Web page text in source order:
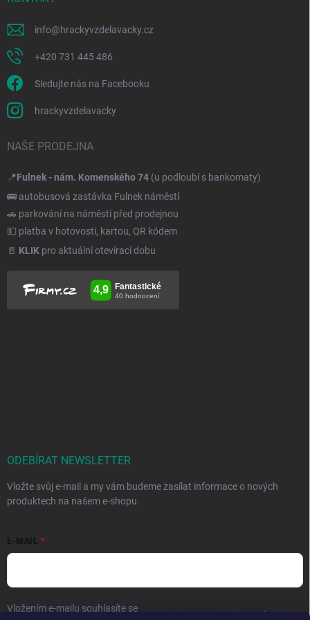
info@hrackyvzdelavacky.cz
+420 731 445 486
Sledujte nás na Facebooku
hrackyvzdelavacky
NAŠE PRODEJNA
📍Fulnek - nám. Komenského 74 (u podloubí s bankomaty)
🚌 autobusová zastávka Fulnek náměstí
🚗 parkování na náměstí před prodejnou
💵 platba v hotovosti, kartou, QR kódem
🚪 KLIK pro aktuální otevírací dobu
ODEBÍRAT NEWSLETTER
Vložte svůj e-mail a my vám budeme zasílat informace o nových
produktech na našem e-shopu.
E-MAIL
Vložením e-mailu souhlasíte se .